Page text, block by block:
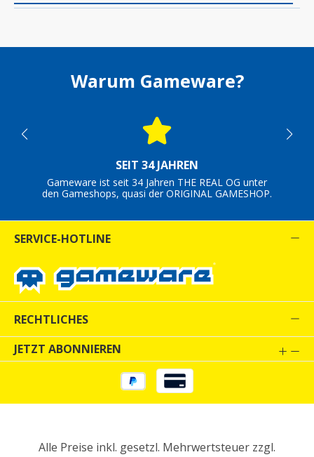
Warum Gameware?
SEIT 34 JAHREN
Gameware ist seit 34 Jahren THE REAL OG unter
den Gameshops, quasi der ORIGINAL GAMESHOP.
SERVICE-HOTLINE
RECHTLICHES
JETZT ABONNIEREN
Alle Preise inkl. gesetzl. Mehrwertsteuer zzgl.